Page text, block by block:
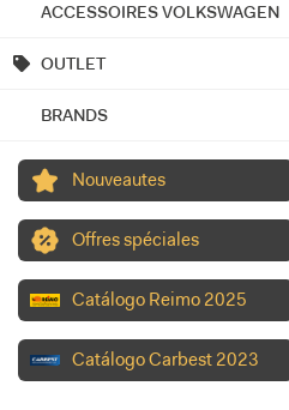
ACCESSOIRES VOLKSWAGEN
OUTLET
BRANDS
Nouveautes
Offres spéciales
Catálogo Reimo 2025
Catálogo Carbest 2023